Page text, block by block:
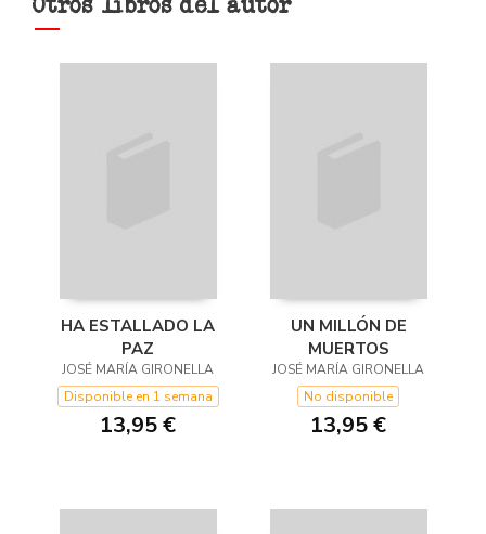
HA ESTALLADO LA
PAZ
JOSÉ MARÍA GIRONELLA
Disponible en 1 semana
13,95 €
UN MILLÓN DE
MUERTOS
JOSÉ MARÍA GIRONELLA
No disponible
13,95 €